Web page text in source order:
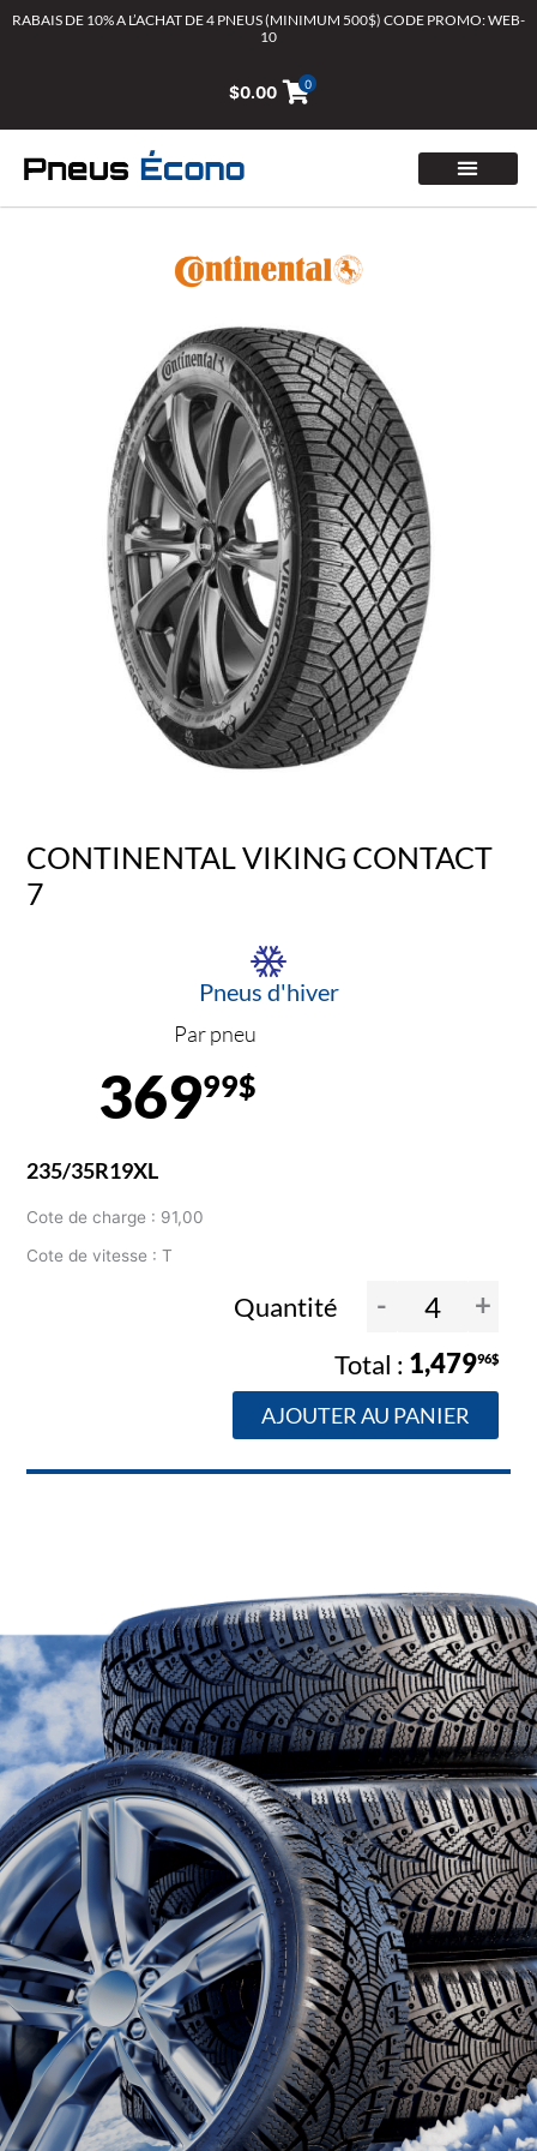
AllerRABAIS DE 10% A L’ACHAT DE 4 PNEUS (MINIMUM 500$) CODE PROMO: WEB-
10
$0.00 0
CONTINENTAL VIKING CONTACT
7
Pneus d'hiver
Par pneu
36999$
235/35R19XL
Cote de charge : 91,00
Cote de vitesse : T
Quantité - +
1,47996$
AJOUTER AU PANIER